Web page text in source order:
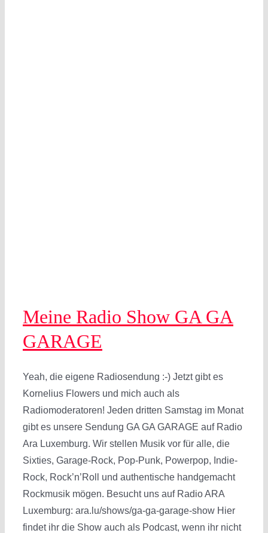
Meine Radio Show GA GA
GARAGE
Yeah, die eigene Radiosendung :-) Jetzt gibt es
Kornelius Flowers und mich auch als
Radiomoderatoren! Jeden dritten Samstag im Monat
gibt es unsere Sendung GA GA GARAGE auf Radio
Ara Luxemburg. Wir stellen Musik vor für alle, die
Sixties, Garage-Rock, Pop-Punk, Powerpop, Indie-
Rock, Rock’n’Roll und authentische handgemacht
Rockmusik mögen. Besucht uns auf Radio ARA
Luxemburg: ara.lu/shows/ga-ga-garage-show Hier
findet ihr die Show auch als Podcast, wenn ihr nicht